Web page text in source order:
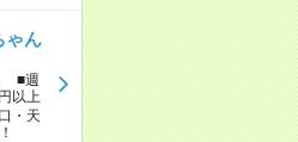
ゃん
■週
以上
・天